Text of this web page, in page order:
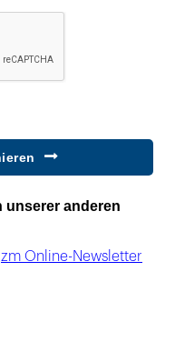
unserer anderen
zm Online-Newsletter